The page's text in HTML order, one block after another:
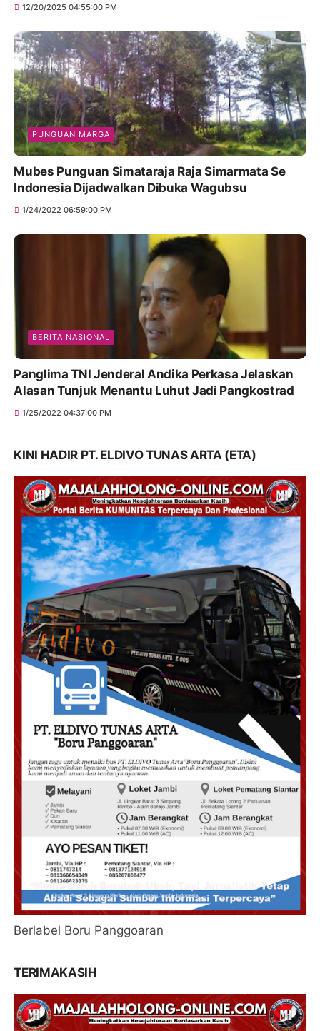
12/20/2025 04:55:00 PM
PUNGUAN MARGA
Mubes Punguan Simataraja Raja Simarmata Se
Indonesia Dijadwalkan Dibuka Wagubsu
1/24/2022 06:59:00 PM
BERITA NASIONAL
Panglima TNI Jenderal Andika Perkasa Jelaskan
Alasan Tunjuk Menantu Luhut Jadi Pangkostrad
1/25/2022 04:37:00 PM
KINI HADIR PT. ELDIVO TUNAS ARTA (ETA)
Berlabel Boru Panggoaran
TERIMAKASIH